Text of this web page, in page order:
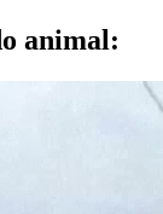
animal: